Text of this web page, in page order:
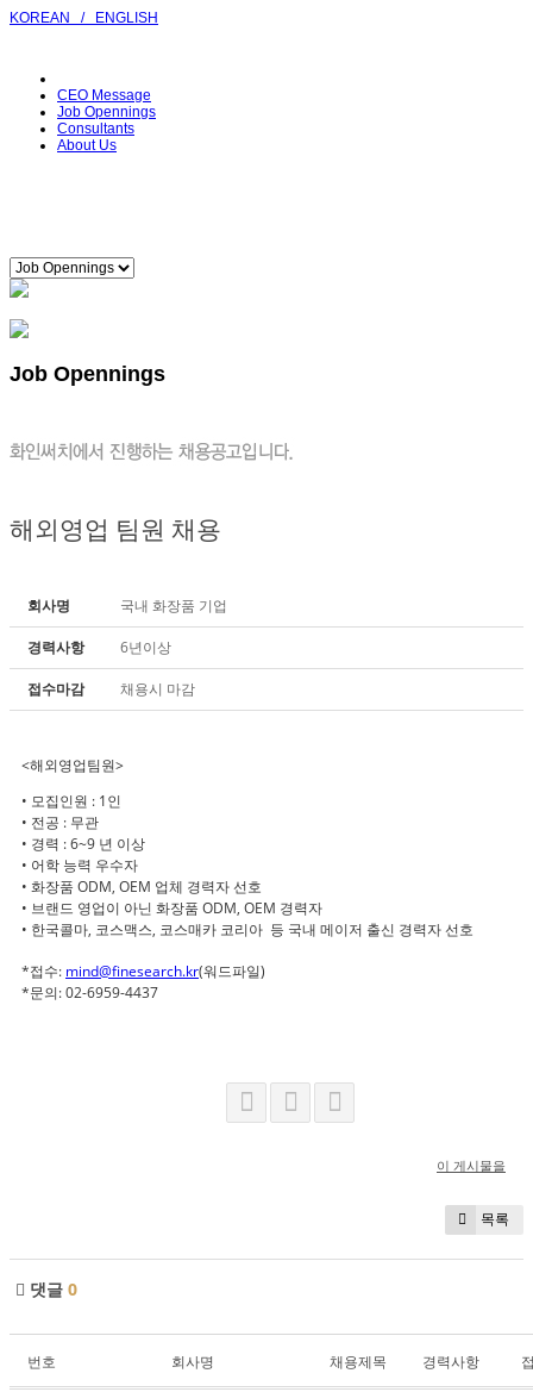
KOREAN / ENGLISH
CEO Message
Job Opennings
Consultants
About Us
Job Opennings
해외영업 팀원 채용
회사명 국내 화장품 기업
경력사항 6년이상
접수마감 채용시 마감
<해외영업팀원>
• 모집인원 : 1인
• 전공 : 무관
• 경력 : 6~9 년 이상
• 어학 능력 우수자
• 화장품 ODM, OEM 업체 경력자 선호
• 브랜드 영업이 아닌 화장품 ODM, OEM 경력자
• 한국콜마, 코스맥스, 코스매카 코리아 등 국내 메이저 출신 경력자 선호
*접수: mind@finesearch.kr(워드파일)
*문의: 02-6959-4437
이 게시물을
목록
댓글 0
번호 회사명 채용제목 경력사항